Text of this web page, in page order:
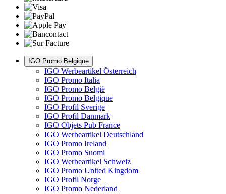
IGO Promo Belgique
IGO Werbeartikel Österreich
IGO Promo Italia
IGO Promo België
IGO Promo Belgique
IGO Profil Sverige
IGO Profil Danmark
IGO Objets Pub France
IGO Werbeartikel Deutschland
IGO Promo Ireland
IGO Promo Suomi
IGO Werbeartikel Schweiz
IGO Promo United Kingdom
IGO Profil Norge
IGO Promo Nederland